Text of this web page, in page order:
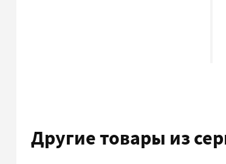
Другие товары из